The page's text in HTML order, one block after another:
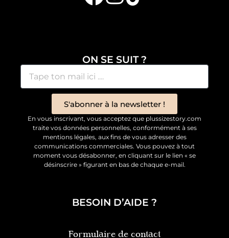
ON SE SUIT ?
S'abonner à la newsletter !
En vous inscrivant, vous acceptez que plussizestory.com
traite vos données personnelles, conformément à ses
mentions légales, aux fins de vous adresser des
communications commerciales. Vous pouvez à tout
moment vous désabonner, en cliquant sur le lien « se
désinscrire » figurant en bas de chaque e-mail.
BESOIN D’AIDE ?
Formulaire de contact